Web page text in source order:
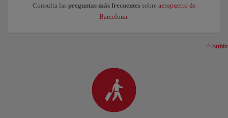
Consulta las preguntas más frecuentessobre aeropuerto de
Barcelona
Subir